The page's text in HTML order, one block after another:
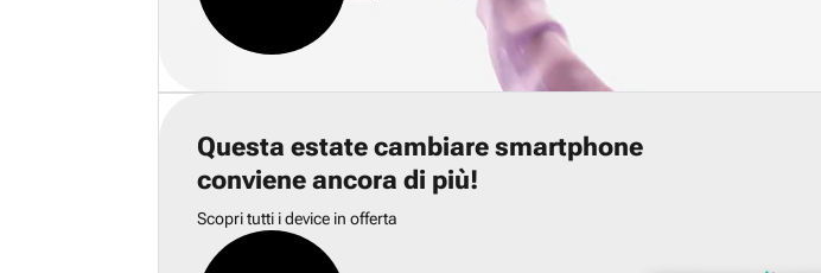
Questa estate cambiare smartphone
conviene ancora di più!
Scopri tutti i device in offerta